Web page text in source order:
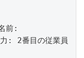
前:
2番目の従業員